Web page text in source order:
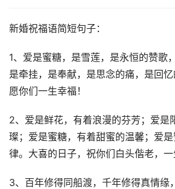
新婚祝福语简短句子：
1、爱是蜜糖，是雪莲，是永恒的赞歌
是牵挂，是奉献，是思念的痛，是回忆
愿你们一生幸福！
2、爱是鲜花，有着浪漫的芬芳；爱是
璨；爱是蜜糖，有着甜蜜的温馨；爱
律。大喜的日子，祝你们白头偕老，一
3、百年修得同船渡，千年修得真情缘